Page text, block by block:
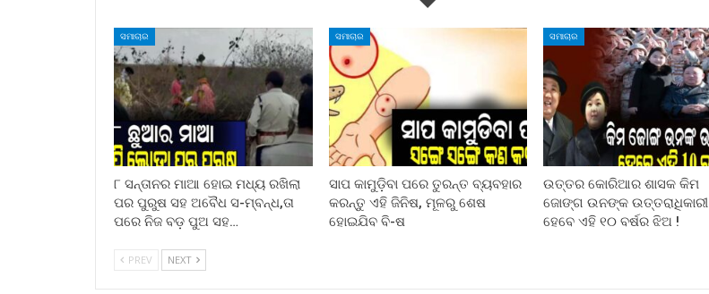
ସମାଚାର
୮ ସନ୍ତାନର ମାଆ ହୋଇ ମଧ୍ୟ ରଖିଲା
ପର ପୁରୁଷ ସହ ଅବୈଧ ସ-ମ୍ବନ୍ଧ,ତା
ପରେ ନିଜ ବଡ଼ ପୁଅ ସହ…
ସମାଚାର
ସାପ କାମୁଡ଼ିବା ପରେ ତୁରନ୍ତ ବ୍ୟବହାର
କରନ୍ତୁ ଏହି ଜିନିଷ, ମୂଳରୁ ଶେଷ
ହୋଇଯିବ ବି-ଷ
ସମାଚାର
ଉତ୍ତର କୋରିଆର ଶାସକ କିମ
ଜୋଙ୍ଗ ଉନଙ୍କ ଉତ୍ତରାଧିକାରୀ
ହେବେ ଏହି ୧୦ ବର୍ଷର ଝିଅ !
PREV NEXT